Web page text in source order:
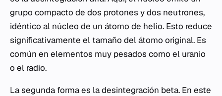
grupo compacto de dos protones y dos neutrones,
idéntico al núcleo de un átomo de helio. Esto reduce
significativamente el tamaño del átomo original. Es
común en elementos muy pesados como el uranio
o el radio.
La segunda forma es la desintegración beta. En este